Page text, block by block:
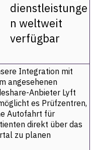
dienstleistunge
n weltweit
verfügbar
Integration mit
angesehenen
Anbieter Lyft
es Prüfzentren,
Autofahrt für
direkt über das
zu planen